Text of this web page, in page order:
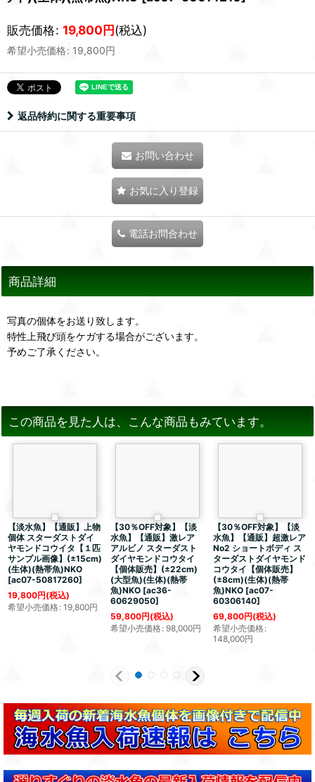
販売価格: 19,800円(税込)
希望小売価格: 19,800円
返品特約に関する重要事項
お問い合わせ
お気に入り登録
電話お問合わせ
商品詳細
写真の個体をお送り致します。
特性上飛び頭をケガする場合がございます。
予めご了承ください。
この商品を見た人は、こんな商品もみています。
【淡水魚】【通販】上物
個体 スターダストダイ
ヤモンドコウイタ【１匹
サンプル画像】(±15cm)
(生体)(熱帯魚)NKO
[ac07-50817260]
19,800円(税込)
希望小売価格: 19,800円
【30％OFF対象】【淡
水魚】【通販】激レア
アルビノ スターダスト
ダイヤモンドコウタイ
【個体販売】(±22cm)
(大型魚)(生体)(熱帯
魚)NKO [ac36-
60629050]
59,800円(税込)
希望小売価格: 98,000円
【30％OFF対象】【淡
水魚】【通販】超激レア
No2 ショートボディ ス
ターダストダイヤモンド
コウタイ【個体販売】
(±8cm)(生体)(熱帯
魚)NKO [ac07-
60306140]
69,800円(税込)
希望小売価格:
148,000円